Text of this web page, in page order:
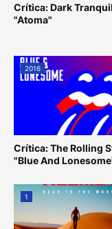
Crítica: Dark
"Atoma"
2016
Crítica: The Rolling
"Blue And
1